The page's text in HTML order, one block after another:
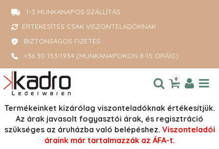
1-3 MUNKANAPOS SZÁLLÍTÁS
ÉRTÉKESÍTÉS CSAK VISZONTELADÓKNAK
BIZTONSÁGOS FIZETÉS
+36 30 153-1934 (MUNKANAPOKON 8-15 ÓRÁIG)
0
Termékeinket kizárólag viszonteladóknak értékesítjük.
Az árak javasolt fogyasztói árak, és regisztráció
szükséges az áruházba való belépéshez. Viszonteladói
áraink már tartalmazzák az ÁFA-t.